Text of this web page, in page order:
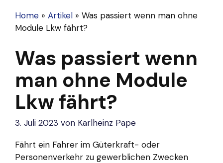
Home » Artikel » Was passiert wenn man ohne
Module Lkw fährt?
Was passiert wenn
man ohne Module
Lkw fährt?
3. Juli 2023 von Karlheinz Pape
Fährt ein Fahrer im Güterkraft- oder
Personenverkehr zu gewerblichen Zwecken